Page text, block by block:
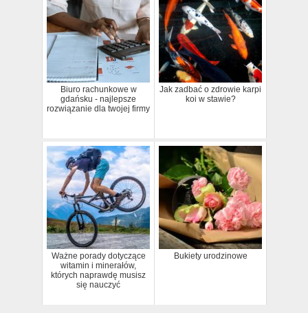
Biuro rachunkowe w
gdańsku - najlepsze
rozwiązanie dla twojej firmy
Jak zadbać o zdrowie karpi
koi w stawie?
Ważne porady dotyczące
witamin i minerałów,
których naprawdę musisz
się nauczyć
Bukiety urodzinowe